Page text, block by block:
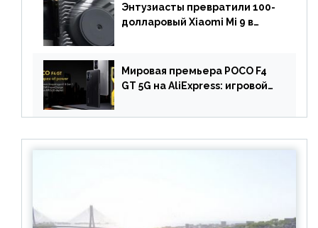
Энтузиасты превратили 100-
долларовый Xiaomi Mi 9 в
Мировая премьера POCO F4
GT 5G на AliExpress: игровой
Snapdragon 8 Gen 1 по